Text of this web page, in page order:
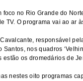
no Rio Grande do
TV. O programa vai ao ar
responsável
nos quadros
estão os dromedários de
nestes oito programas